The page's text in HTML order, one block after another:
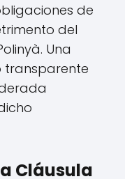
de
del
Una
transparente
Cláusula